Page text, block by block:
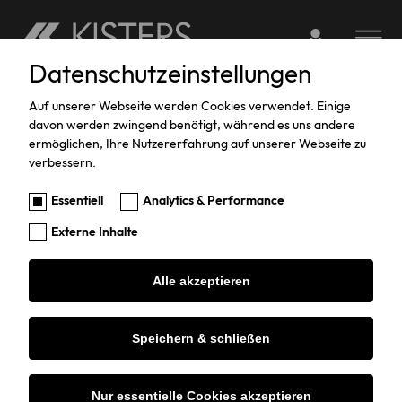
main
content
Login toToggle
79 Ergebnisse Titel Datum
Service-Portal
Datenschutzeinstellungen
Auf unserer Webseite werden Cookies verwendet. Einige
davon werden zwingend benötigt, während es uns andere
ermöglichen, Ihre Nutzererfahrung auf unserer Webseite zu
verbessern.
Essentiell
Analytics & Performance
Externe Inhalte
Alle akzeptieren
Speichern & schließen
Nur essentielle Cookies akzeptieren